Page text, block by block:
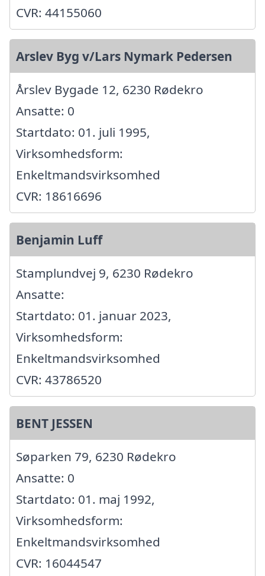
CVR: 44155060
Arslev Byg v/Lars Nymark Pedersen
Årslev Bygade 12, 6230 Rødekro
Ansatte: 0
Startdato: 01. juli 1995,
Virksomhedsform:
Enkeltmandsvirksomhed
CVR: 18616696
Benjamin Luff
Stamplundvej 9, 6230 Rødekro
Ansatte:
Startdato: 01. januar 2023,
Virksomhedsform:
Enkeltmandsvirksomhed
CVR: 43786520
BENT JESSEN
Søparken 79, 6230 Rødekro
Ansatte: 0
Startdato: 01. maj 1992,
Virksomhedsform:
Enkeltmandsvirksomhed
CVR: 16044547